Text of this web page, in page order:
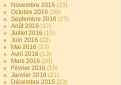
Novembre 2016(23)
Octobre 2016(26)
Septembre 2016(27)
Août 2016(17)
Juillet 2016(15)
Juin 2016(22)
Mai 2016(23)
Avril 2016(13)
Mars 2016(20)
Février 2016(15)
Janvier 2016(21)
Décembre 2015(23)